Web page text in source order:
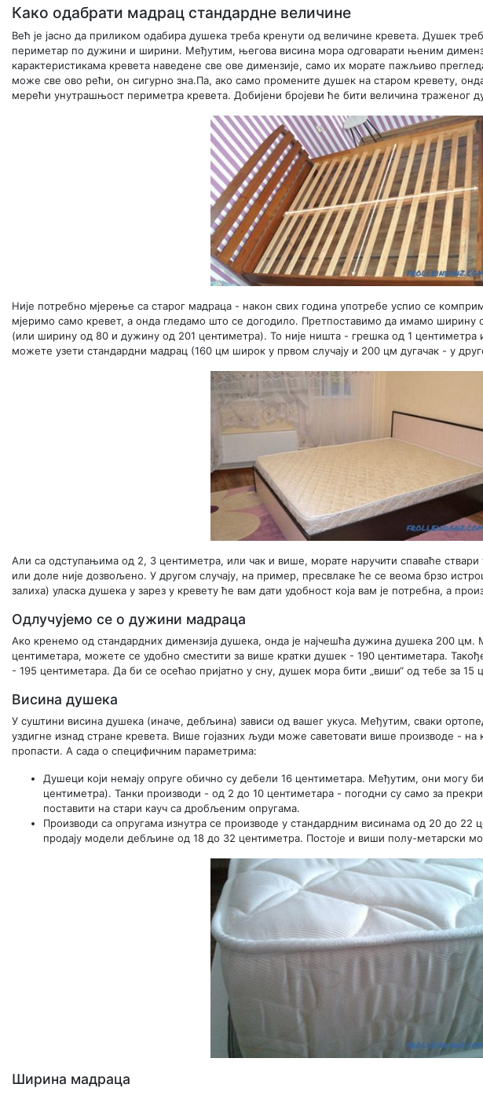
Како одабрати мадрац стандардне величине
Већ је јасно да приликом одабира душека треба кренути од величине кревета. Душек
периметар по дужини и ширини. Међутим, његова висина мора одговарати њеним
карактеристикама кревета наведене све ове димензије, само их морате пажљиво
може све ово рећи, он сигурно зна.Па, ако само промените душек на старом кревету,
мерећи унутрашњост периметра кревета. Добијени бројеви ће бити величина траженог
Није потребно мјерење са старог мадраца - након свих година употребе успио се
мјеримо само кревет, а онда гледамо што се догодило. Претпоставимо да имамо ширину
(или ширину од 80 и дужину од 201 центиметра). То није ништа - грешка од 1 центиметра
можете узети стандардни мадрац (160 цм широк у првом случају и 200 цм дугачак - у
Али са одступањима од 2, 3 центиметра, или чак и више, морате наручити спаваће
или доле није дозвољено. У другом случају, на пример, пресвлаке ће се веома брзо
залиха) уласка душека у зарез у кревету ће вам дати удобност која вам је потребна, а
Одлучујемо се о дужини мадраца
Ако кренемо од стандардних димензија душека, онда је најчешћа дужина душека 200 цм.
центиметара, можете се удобно сместити за више кратки душек - 190 центиметара.
- 195 центиметара. Да би се осећао пријатно у сну, душек мора бити „виши“ од тебе за
Висина душека
У суштини висина душека (иначе, дебљина) зависи од вашег укуса. Међутим, сваки
уздигне изнад стране кревета. Више гојазних људи може саветовати више производе - на
пропасти. А сада о специфичним параметрима:
Душеци који немају опруге обично су дебели 16 центиметара. Међутим, они могу
центиметра). Танки производи - од 2 до 10 центиметара - погодни су само за
поставити на стари кауч са дробљеним опругама.
Производи са опругама изнутра се производе у стандардним висинама од 20 до 22
продају модели дебљине од 18 до 32 центиметра. Постоје и виши полу-метарски
Ширина мадраца